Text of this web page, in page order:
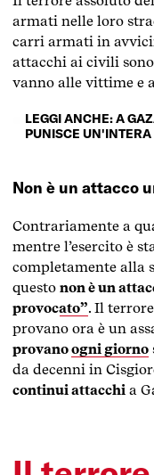
armati nelle loro
carri armati in
attacchi ai civili
vanno alle vittime e
LEGGI ANCHE: A
PUNISCE
Non è un attacco
Contrariamente a
mentre l’esercito è
completamente alla
questo non è un
provocato”. Il
provano ora è un
provanoogni giorno
da decenni in
continui attacchi a